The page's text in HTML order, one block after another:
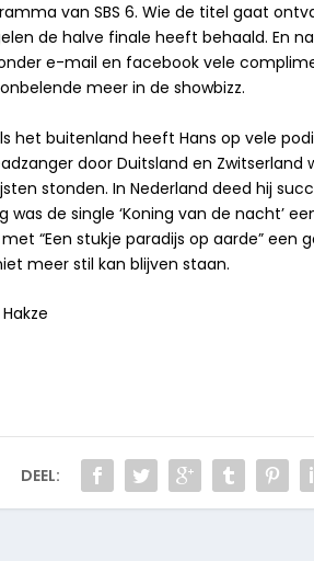
van SBS 6. Wie de titel gaat
de halve finale heeft behaald. En
e-mail en facebook vele
meer in de showbizz.
het buitenland heeft Hans op vele
door Duitsland en Zwitserland
stonden. In Nederland deed hij
was de single ‘Koning van de nacht’
“Een stukje paradijs op aarde”
meer stil kan blijven staan.
DEEL: